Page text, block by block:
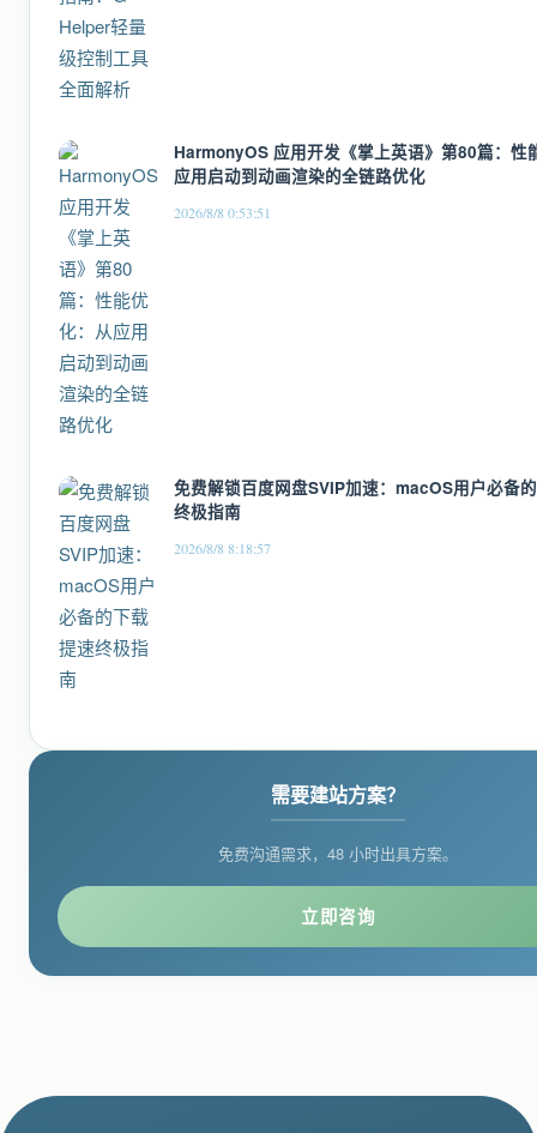
HarmonyOS 应用开发《掌上英语》第80篇：性
应用启动到动画渲染的全链路优化
2026/8/8 0:53:51
免费解锁百度网盘SVIP加速：macOS用户必备
终极指南
2026/8/8 8:18:57
需要建站方案？
免费沟通需求，48 小时出具方案。
立即咨询